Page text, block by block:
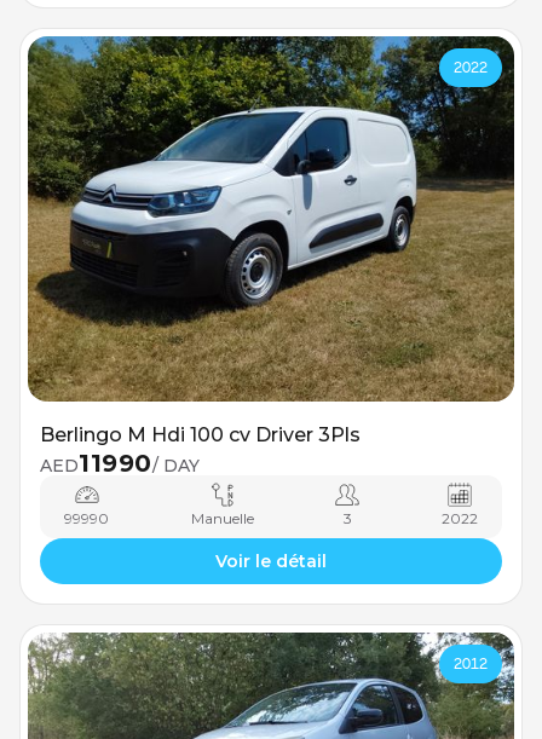
2022
Berlingo M Hdi 100 cv Driver 3Pls
AED11990/ DAY
99990 Manuelle 3 2022
Voir le détail
2012